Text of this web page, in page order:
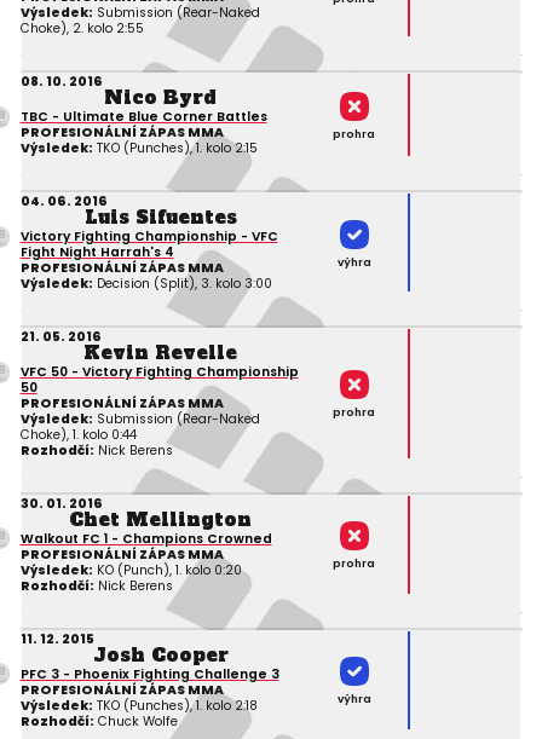
Výsledek: Submission (Rear-Naked
Choke), 2. kolo 2:55
08. 10. 2016
Nico Byrd
TBC - Ultimate Blue Corner Battles
PROFESIONÁLNÍ ZÁPAS MMA
Výsledek: TKO (Punches), 1. kolo 2:15
prohra
04. 06. 2016
Luis Sifuentes
Victory Fighting Championship - VFC
Fight Night Harrah's 4
PROFESIONÁLNÍ ZÁPAS MMA
Výsledek: Decision (Split), 3. kolo 3:00
výhra
21. 05. 2016
Kevin Revelle
VFC 50 - Victory Fighting Championship
50
PROFESIONÁLNÍ ZÁPAS MMA
Výsledek: Submission (Rear-Naked
Choke), 1. kolo 0:44
Rozhodčí: Nick Berens
prohra
30. 01. 2016
Chet Mellington
Walkout FC 1 - Champions Crowned
PROFESIONÁLNÍ ZÁPAS MMA
Výsledek: KO (Punch), 1. kolo 0:20
Rozhodčí: Nick Berens
prohra
11. 12. 2015
Josh Cooper
PFC 3 - Phoenix Fighting Challenge 3
PROFESIONÁLNÍ ZÁPAS MMA
Výsledek: TKO (Punches), 1. kolo 2:18
Rozhodčí: Chuck Wolfe
výhra